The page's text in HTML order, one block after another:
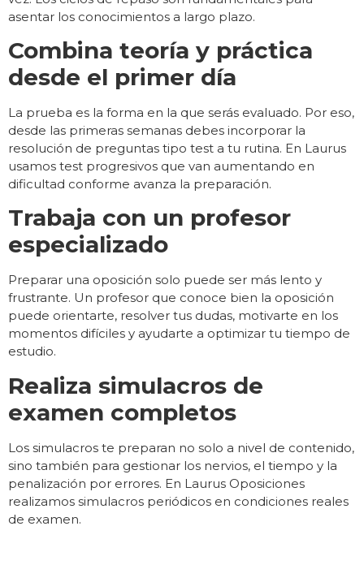
asentar los conocimientos a largo plazo.
Combina teoría y práctica
desde el primer día
La prueba es la forma en la que serás evaluado. Por eso,
desde las primeras semanas debes incorporar la
resolución de preguntas tipo test a tu rutina. En Laurus
usamos test progresivos que van aumentando en
dificultad conforme avanza la preparación.
Trabaja con un profesor
especializado
Preparar una oposición solo puede ser más lento y
frustrante. Un profesor que conoce bien la oposición
puede orientarte, resolver tus dudas, motivarte en los
momentos difíciles y ayudarte a optimizar tu tiempo de
estudio.
Realiza simulacros de
examen completos
Los simulacros te preparan no solo a nivel de contenido,
sino también para gestionar los nervios, el tiempo y la
penalización por errores. En Laurus Oposiciones
realizamos simulacros periódicos en condiciones reales
de examen.